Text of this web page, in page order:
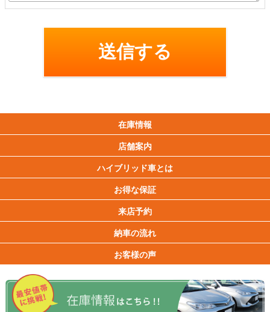
在庫情報
店舗案内
ハイブリッド車とは
お得な保証
来店予約
納車の流れ
お客様の声